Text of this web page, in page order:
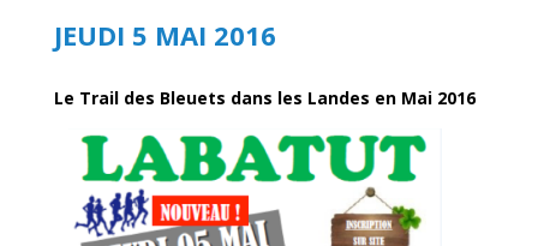
JEUDI 5 MAI 2016
Le Trail des Bleuets dans les Landes en Mai 2016